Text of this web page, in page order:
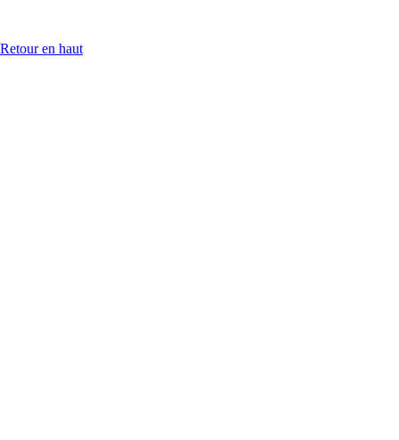
Retour en haut